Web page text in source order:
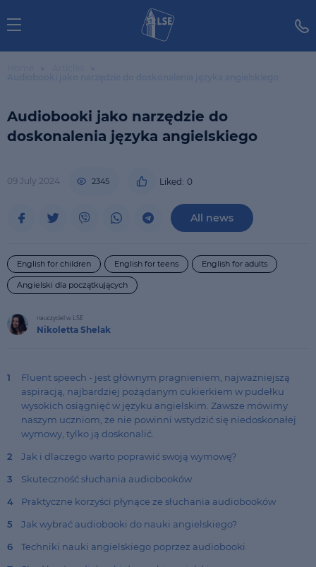
Audiobooki jako narzędzie do
doskonalenia języka angielskiego
09 July 2024 2345 Liked: 0
All news
English for children English for teens English for adults
Angielski dla początkujących
nauczyciel w LSE
Nikoletta Shelak
1
Fluent speech - jest głównym pragnieniem, najważniejszą
aspiracją, najbardziej pożądanym cukierkiem w pudełku
wysokich osiągnięć w języku angielskim. Zawsze mówimy
naszym uczniom, że nie powinni wstydzić się niedoskonałej
wymowy, tylko ją doskonalić.
2
Jak i dlaczego warto poprawić swoją wymowę?
3
Skuteczność słuchania audiobooków
4
Praktyczne korzyści płynące ze słuchania audiobooków
5
Jak wybrać audiobooki do nauki angielskiego?
6
Techniki nauki angielskiego poprzez audiobooki